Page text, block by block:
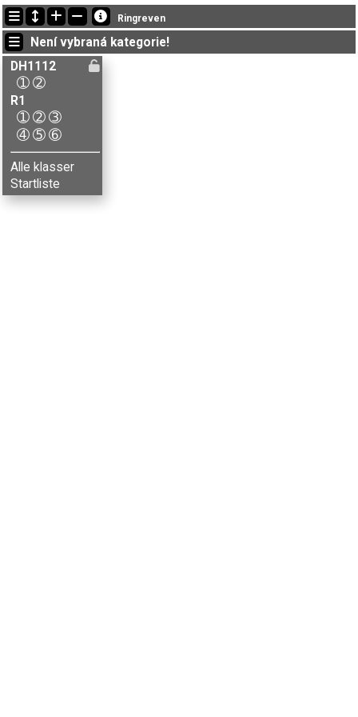
Nejnovější změny
21:32:33: Aksel Woldsengen (DH1112-2) doběhl v čase 76:47 (3)
21:32:33: Eline Kjøs (DH1112-2) doběhl v čase 37:43 (1)
21:32:33: Emma P. Elverhøi / Elise L-Feiring (DH1112-2) got new status: mp
Ringreven
Není vybraná kategorie!
DH1112
➀➁
R1
➀➁➂
➃➄➅
Alle klasser
Startliste